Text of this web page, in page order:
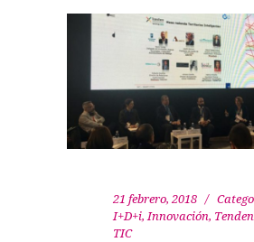
21 febrero, 2018
I+D+i,Innovación,
TIC